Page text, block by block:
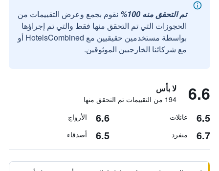
تم التحقق منه 100%
نقوم بجمع وعرض التقييمات من
الحجوزات التي تم التحقق منها فقط والتي تم إجراؤها
بواسطة مستخدمين حقيقيين مع HotelsCombined أو
مع شركائنا الخارجيين الموثوقين.
6.6 لا بأس
194 من التقييمات تم التحقق منها
6.5 عائلات 6.6 الأزواج
6.7 منفرد 6.5 أصدقاء